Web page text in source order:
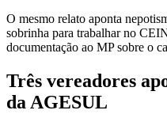
O mesmo relato aponta
sobrinha para trabalhar no
documentação ao MP sobre o
Três vereadores
da AGESUL